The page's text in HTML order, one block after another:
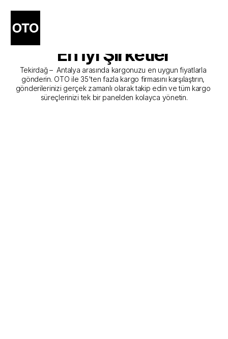
Tekirdağ - Antalya Kargo
Gönderim Hizmeti Sunan
En İyi Şirketler
Tekirdağ –  Antalya arasında kargonuzu en uygun fiyatlarla
gönderin. OTO ile 35'ten fazla kargo firmasını karşılaştırın,
gönderilerinizi gerçek zamanlı olarak takip edin ve tüm kargo
süreçlerinizi tek bir panelden kolayca yönetin.